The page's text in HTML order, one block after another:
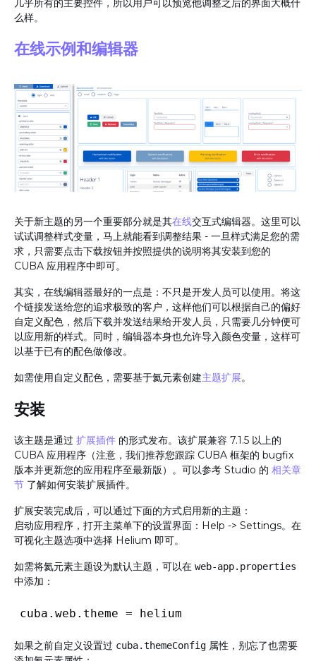
几乎所有的主要控件，所以用户可以预览他调整之后的界面大概什
么样。
在线示例和编辑器
关于新主题的另一个重要部分就是其在线交互式编辑器。这里可以
试试调整样式变量，马上就能看到调整结果 - 一旦样式满足您的需
求，只需要点击下载按钮并按照提供的说明将其安装到您的
CUBA 应用程序中即可。
其实，在线编辑器最好的一点是：不只是开发人员可以使用。将这
个链接发送给您的追求极致的客户，这样他们可以根据自己的偏好
自定义配色，然后下载并发送结果给开发人员，只需要几分钟便可
以应用新的样式。同时，编辑器本身也允许导入颜色变量，这样可
以基于已有的配色做修改。
如需使用自定义配色，需要基于氦元素创建主题扩展。
安装
该主题是通过 扩展插件 的形式发布。该扩展兼容 7.1.5 以上的
CUBA 应用程序（注意，我们推荐您跟踪 CUBA 框架的 bugfix
版本并更新您的应用程序至最新版）。可以参考 Studio 的 相关章
节 了解如何安装扩展插件。
扩展安装完成后，可以通过下面的方式启用新的主题：
启动应用程序，打开主菜单下的设置界面：Help -> Settings。在
可视化主题选项中选择 Helium 即可。
如需将氦元素主题设为默认主题，可以在 web-app.properties
中添加：
如果之前自定义设置过 cuba.themeConfig 属性，别忘了也需要